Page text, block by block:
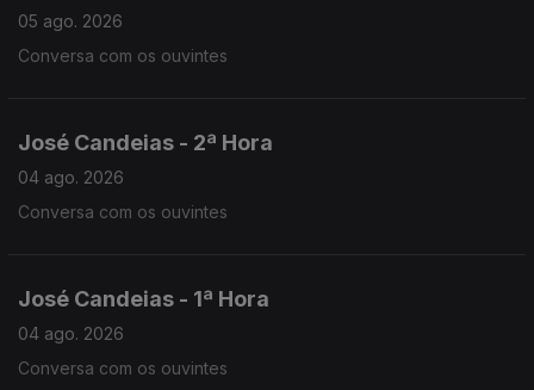
05 ago. 2026
Conversa com os ouvintes
José Candeias - 2ª Hora
04 ago. 2026
Conversa com os ouvintes
José Candeias - 1ª Hora
04 ago. 2026
Conversa com os ouvintes